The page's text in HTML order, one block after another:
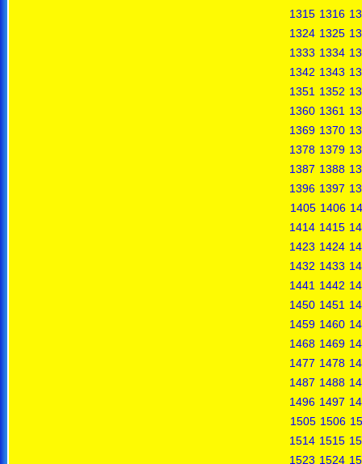
1315 1316
1324 1325
1333 1334
1342 1343
1351 1352
1360 1361
1369 1370
1378 1379
1387 1388
1396 1397
1405 1406
1414 1415
1423 1424
1432 1433
1441 1442
1450 1451
1459 1460
1468 1469
1477 1478
1487 1488
1496 1497
1505 1506
1514 1515
1523 1524